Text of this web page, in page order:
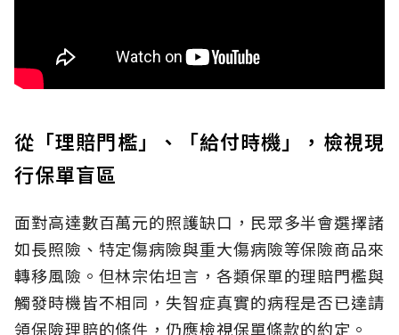
從「理賠門檻」、「給付時機」，檢視現
行保單盲區
面對高達數百萬元的照護缺口，民眾多半會選擇諸
如長照險、特定傷病險與重大傷病險等保險商品來
轉移風險。但林宗佑坦言，各類保單的理賠門檻與
觸發時機皆不相同，失智症真實的病程是否已達請
領保險理賠的條件，仍應檢視保單條款的約定。